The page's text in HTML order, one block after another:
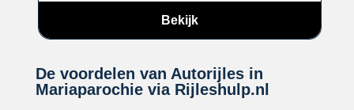
Bekijk
De voordelen van Autorijles in
Mariaparochie via Rijleshulp.nl